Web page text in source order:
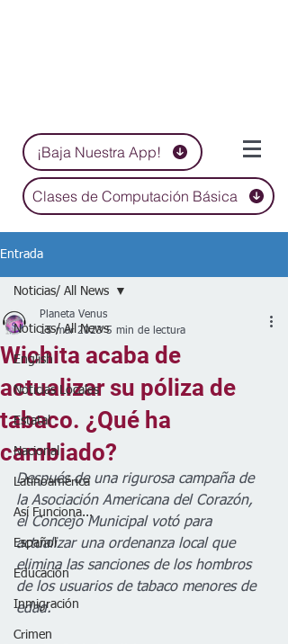
¡Baja Nuestra App!
Clases de Computación Básica
Entrada
Noticias/ All News
English
Noticias Locales
Estatal
Nacional
Latinoamérica
Así Funciona...
Español
Educación
Inmigración
Crimen
Noticias/ All News
Wichita acaba de
actualizar su póliza de
tabaco. ¿Qué ha
cambiado?
Planeta Venus
15 mar 2023 5 min de lectura
Después de una rigurosa campaña de
la Asociación Americana del Corazón,
el Concejo Municipal votó para
actualizar una ordenanza local que
elimina las sanciones de los hombros
de los usuarios de tabaco menores de
edad.